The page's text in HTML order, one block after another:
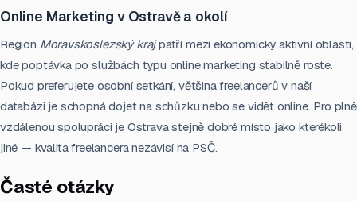
Online Marketing v Ostravě a okolí
Region Moravskoslezský krajpatří mezi ekonomicky aktivní oblasti,
kde poptávka po službách typu online marketing stabilně roste.
Pokud preferujete osobní setkání, většina freelancerů v naší
databázi je schopná dojet na schůzku nebo se vidět online. Pro plně
vzdálenou spolupráci je Ostrava stejně dobré místo jako kterékoli
jiné — kvalita freelancera nezávisí na PSČ.
Časté otázky